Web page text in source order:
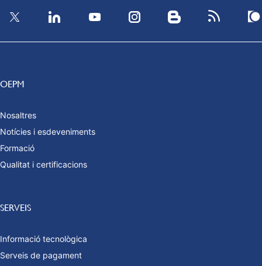
OEPM
Nosaltres
Notícies i esdeveniments
Formació
Qualitat i certificacions
SERVEIS
Informació tecnològica
Serveis de pagament